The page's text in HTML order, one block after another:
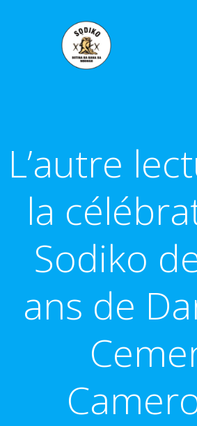
L’autre
la
Sodiko
ans de